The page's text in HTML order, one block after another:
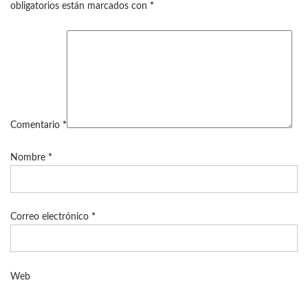
obligatorios están marcados con *
Comentario *
Nombre *
Correo electrónico *
Web